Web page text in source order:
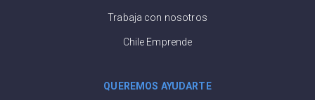
Trabaja con nosotros
Chile Emprende
QUEREMOS AYUDARTE